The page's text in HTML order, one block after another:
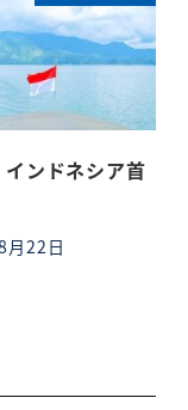
ンドネシア首
月22日